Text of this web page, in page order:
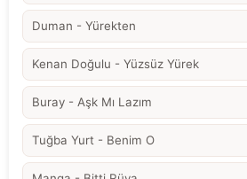
Duman - Yürekten
Kenan Doğulu - Yüzsüz Yürek
Buray - Aşk Mı Lazım
Tuğba Yurt - Benim O